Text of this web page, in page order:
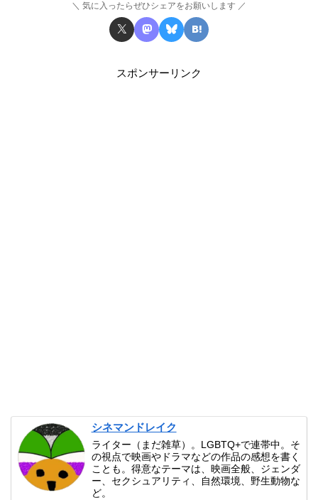
気に入ったらぜひシェアをお願いします
スポンサーリンク
シネマンドレイク
ライター（まだ雑草）。LGBTQ+で連帯中。そ
の視点で映画やドラマなどの作品の感想を書く
ことも。得意なテーマは、映画全般、ジェンダ
ー、セクシュアリティ、自然環境、野生動物な
ど。